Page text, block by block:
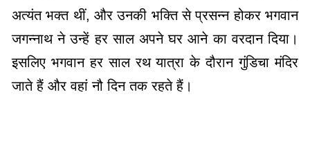
अत्यंत भक्त थीं, और उनकी भक्ति से प्रसन्न होकर भगवान
जगन्नाथ ने उन्हें हर साल अपने घर आने का वरदान दिया।
इसलिए भगवान हर साल रथ यात्रा के दौरान गुंडिचा मंदिर
जाते हैं और वहां नौ दिन तक रहते हैं।